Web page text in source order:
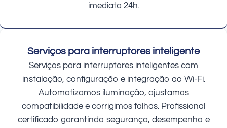
imediata 24h.
Serviços para interruptores inteligente
Serviços para interruptores inteligentes com
instalação, configuração e integração ao Wi-Fi.
Automatizamos iluminação, ajustamos
compatibilidade e corrigimos falhas. Profissional
certificado garantindo segurança, desempenho e